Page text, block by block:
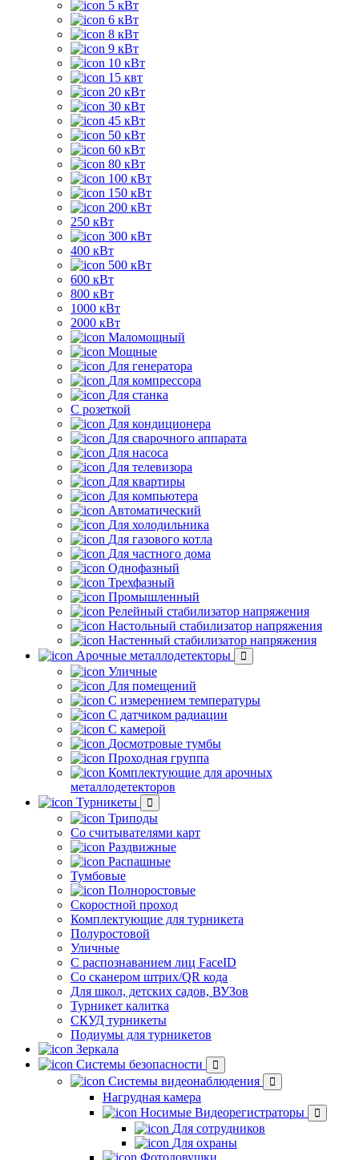
5 кВт
6 кВт
8 кВт
9 кВт
10 кВт
15 квт
20 кВт
30 кВт
45 кВт
50 кВт
60 кВт
80 кВт
100 кВт
150 кВт
200 кВт
250 кВт
300 кВт
400 кВт
500 кВт
600 кВт
800 кВт
1000 кВт
2000 кВт
Маломощный
Мощные
Для генератора
Для компрессора
Для станка
C розеткой
Для кондиционера
Для сварочного аппарата
Для насоса
Для телевизора
Для квартиры
Для компьютера
Автоматический
Для холодильника
Для газового котла
Для частного дома
Однофазный
Трехфазный
Промышленный
Релейный стабилизатор напряжения
Настольный стабилизатор напряжения
Настенный стабилизатор напряжения
Арочные металлодетекторы
Уличные
Для помещений
С измерением температуры
С датчиком радиации
С камерой
Досмотровые тумбы
Проходная группа
Комплектующие для арочных
металлодетекторов
Турникеты
Триподы
Со считывателями карт
Раздвижные
Распашные
Тумбовые
Полноростовые
Скоростной проход
Комплектующие для турникета
Полуростовой
Уличные
С распознаванием лиц FaceID
Со сканером штрих/QR кода
Для школ, детских садов, ВУЗов
Турникет калитка
СКУД турникеты
Подиумы для турникетов
Зеркала
Системы безопасности
Системы видеонаблюдения
Нагрудная камера
Носимые Видеорегистраторы
Для сотрудников
Для охраны
Фотоловушки